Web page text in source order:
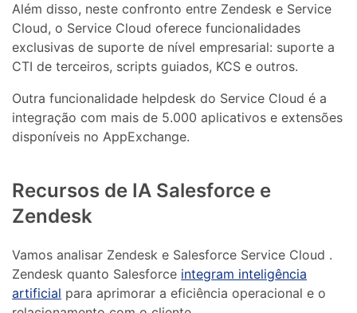
Além disso, neste confronto entre Zendesk e Service
Cloud, o Service Cloud oferece funcionalidades
exclusivas de suporte de nível empresarial: suporte a
CTI de terceiros, scripts guiados, KCS e outros.
Outra funcionalidade helpdesk do Service Cloud é a
integração com mais de 5.000 aplicativos e extensões
disponíveis no AppExchange.
Recursos de IA Salesforce e
Zendesk
Vamos analisar Zendesk e Salesforce Service Cloud .
Zendesk quanto Salesforce integram inteligência
artificial para aprimorar a eficiência operacional e o